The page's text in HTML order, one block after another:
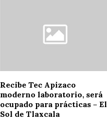
Recibe Tec Apizaco
moderno laboratorio, será
ocupado para prácticas – El
Sol de Tlaxcala